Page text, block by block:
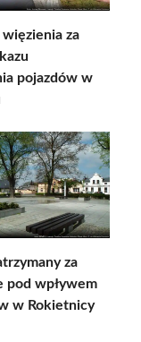
za
pojazdów w
za
pod wpływem
w Rokietnicy